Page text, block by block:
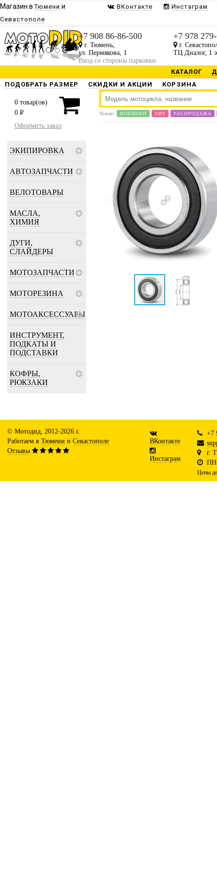
Магазин вТюмени и
Севастополе
ВКонтакте Инстаграм
+7 908 86-86-500
г. Тюмень,
ул. Пермякова, 1
Вход со стороны парковки
+7 978
г.
ТЦ Диалог, 1
КАТАЛОГ
ПОДОБРАТЬ РАЗМЕР
СКИДКИ И АКЦИИ КОРЗИНА
0 товар(ов)
0 P
Оформить заказ
ЭКИПИРОВКА
АВТОЗАПЧАСТИ
ВЕЛОТОВАРЫ
МАСЛА,
ХИМИЯ
ДУГИ,
СЛАЙДЕРЫ
МОТОЗАПЧАСТИ
МОТОРЕЗИНА
МОТОАКСЕССУАРЫ
ИНСТРУМЕНТ,
ПОДКАТЫ И
ПОДСТАВКИ
КОФРЫ,
РЮКЗАКИ
Только: НОВИНКИ ХИТ РАСПРОДАЖА
© Мотодид, 2012-2026 г.
Работаем в Тюмени и Севастополе
Отзывы
ВКонтакте
Инстаграм
+7
г.
Цены